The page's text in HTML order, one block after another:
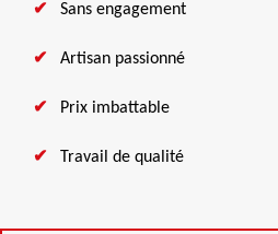
Sans engagement
Artisan passionné
Prix imbattable
Travail de qualité